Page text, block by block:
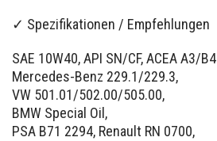
✓ Spezifikationen / Empfehlungen
SAE 10W40, API SN/CF, ACEA A3/B4
Mercedes-Benz 229.1/229.3,
VW 501.01/502.00/505.00,
BMW Special Oil,
PSA B71 2294, Renault RN 0700,